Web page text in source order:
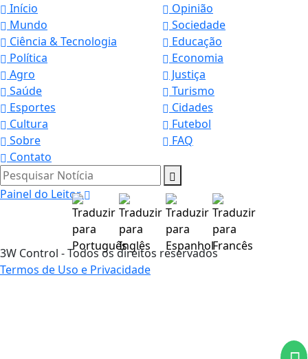
Início
Opinião
Mundo
Sociedade
Ciência & Tecnologia
Educação
Política
Economia
Agro
Justiça
Saúde
Turismo
Esportes
Cidades
Cultura
Futebol
Sobre
FAQ
Contato
Pesquisar Notícia
Painel do Leitor
3W Control - Todos os direitos reservados
Termos de Uso e Privacidade
Termos de Uso e Privacidade